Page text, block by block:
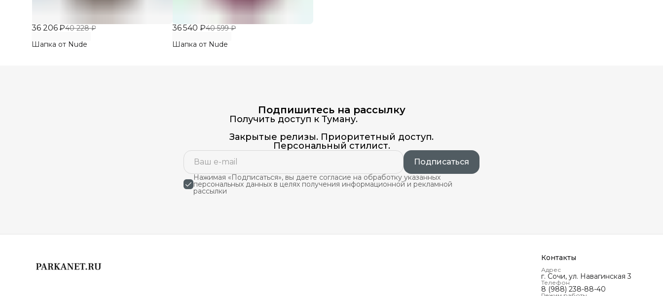
36 206 ₽40 228 ₽
Шапка от Nude
36 540 ₽40 599 ₽
Шапка от Nude
Подпишитесь на рассылку
Получить доступ к Туману.
Закрытые релизы. Приоритетный доступ.
Персональный стилист.
Подписаться
Нажимая «Подписаться», вы даете согласие на обработку указанных
персональных данных в целях получения информационной и рекламной
рассылки
Контакты
Адрес
г. Сочи, ул. Навагинская 3
Телефон
8 (988) 238-88-40